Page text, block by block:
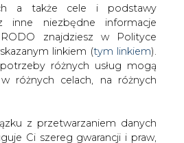
a także cele i podstawy
inne niezbędne informacje
znajdziesz w Polityce
linkiem (tym linkiem).
różnych usług mogą
różnych celach, na różnych
z przetwarzaniem danych
Ci szereg gwarancji i praw,
drukuj
skomentuj
udostępnij: